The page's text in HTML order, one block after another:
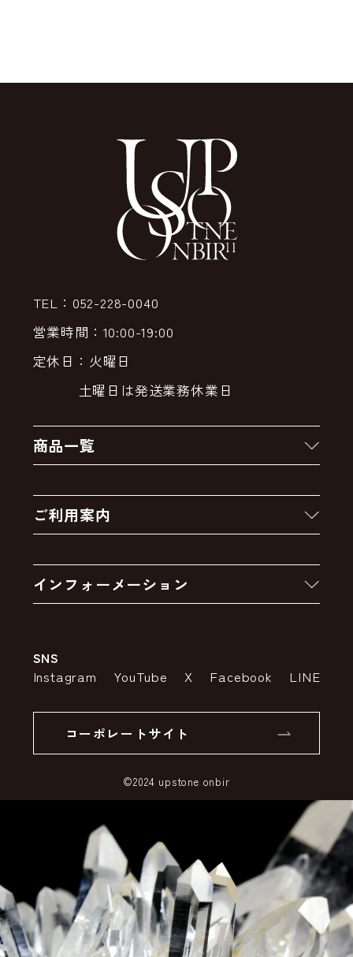
TEL：052-228-0040
営業時間：10:00-19:00
定休日：火曜日
土曜日は発送業務休業日
商品一覧
クーポン
卸販売・大量注文
アウトレットセール
ご利用案内
お支払いについて
インフォーメーション
特定商取引法の表示
SSLサーバー証明書とは
SNS
Instagram YouTube X Facebook LINE
コーポレートサイト
©2024 upstone onbir